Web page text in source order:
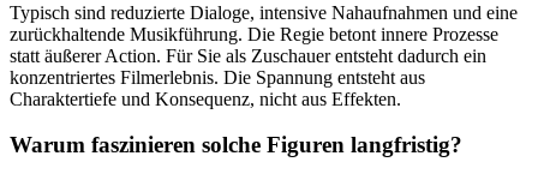
Typisch sind reduzierte Dialoge, intensive Nahaufnahmen und eine
zurückhaltende Musikführung. Die Regie betont innere Prozesse
statt äußerer Action. Für Sie als Zuschauer entsteht dadurch ein
konzentriertes Filmerlebnis. Die Spannung entsteht aus
Charaktertiefe und Konsequenz, nicht aus Effekten.
Warum faszinieren solche Figuren langfristig?